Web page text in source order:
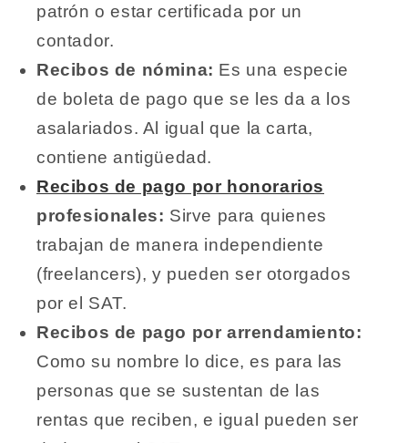
patrón o estar certificada por un
contador.
Recibos de nómina: Es una especie
de boleta de pago que se les da a los
asalariados. Al igual que la carta,
contiene antigüedad.
Recibos de pago por honorarios
profesionales: Sirve para quienes
trabajan de manera independiente
(freelancers), y pueden ser otorgados
por el SAT.
Recibos de pago por arrendamiento:
Como su nombre lo dice, es para las
personas que se sustentan de las
rentas que reciben, e igual pueden ser